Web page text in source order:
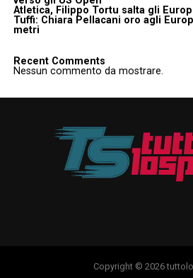
Atletica, Filippo Tortu salta gli
Tuffi: Chiara Pellacani oro agli
metri
Recent Comments
Nessun commento da mostrare.
Copyright © 2026